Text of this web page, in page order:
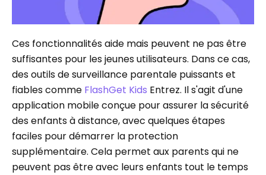
Ces fonctionnalités aide mais peuvent ne pas être
suffisantes pour les jeunes utilisateurs. Dans ce cas,
des outils de surveillance parentale puissants et
fiables comme FlashGet Kids Entrez. Il s'agit d'une
application mobile conçue pour assurer la sécurité
des enfants à distance, avec quelques étapes
faciles pour démarrer la protection
supplémentaire. Cela permet aux parents qui ne
peuvent pas être avec leurs enfants tout le temps